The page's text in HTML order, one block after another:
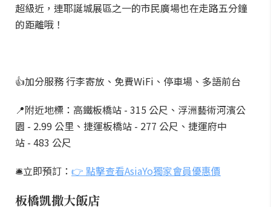
超級近，連耶誕城展區之一的市民廣場也在走路五分鐘
的距離哦！
👍加分服務 行李寄放、免費WiFi、停車場、多語前台
📍附近地標：高鐵板橋站 - 315 公尺、浮洲藝術河濱公
園 - 2.99 公里、捷運板橋站 - 277 公尺、捷運府中
站 - 483 公尺
🛎️立即預訂： 👉 點擊查看AsiaYo獨家會員優惠價
板橋凱撒大飯店